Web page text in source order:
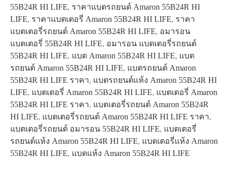
55B24R HI LIFE, ราคาแบตรถยนต์ Amaron 55B24R HI
LIFE, ราคาแบตเตอรี่ Amaron 55B24R HI LIFE, ราคา
แบตเตอรี่รถยนต์ Amaron 55B24R HI LIFE, อมารอน
แบตเตอรี่ 55B24R HI LIFE, อมารอน แบตเตอรี่รถยนต์
55B24R HI LIFE, แบต Amaron 55B24R HI LIFE, แบต
รถยนต์ Amaron 55B24R HI LIFE, แบตรถยนต์ Amaron
55B24R HI LIFE ราคา, แบตรถยนต์แห้ง Amaron 55B24R HI
LIFE, แบตเตอรี่ Amaron 55B24R HI LIFE, แบตเตอรี่ Amaron
55B24R HI LIFE ราคา, แบตเตอรี่รถยนต์ Amaron 55B24R
HI LIFE, แบตเตอรี่รถยนต์ Amaron 55B24R HI LIFE ราคา,
แบตเตอรี่รถยนต์ อมารอน 55B24R HI LIFE, แบตเตอรี่
รถยนต์แห้ง Amaron 55B24R HI LIFE, แบตเตอรี่แห้ง Amaron
55B24R HI LIFE, แบตแห้ง Amaron 55B24R HI LIFE